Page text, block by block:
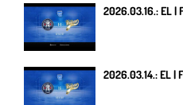
2026.03.16.: EL |
2026.03.14.: EL |